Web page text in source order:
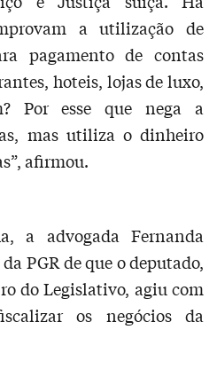
a utilização de
pagamento de contas
hoteis, lojas de luxo,
Por esse que nega a
mas utiliza o dinheiro
afirmou.
a advogada Fernanda
PGR de que o deputado,
do Legislativo, agiu com
os negócios da